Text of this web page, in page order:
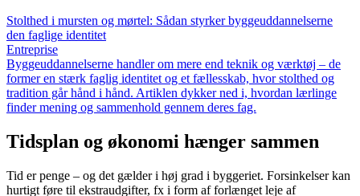
Stolthed i mursten og mørtel: Sådan styrker byggeuddannelserne
den faglige identitet
Entreprise
Byggeuddannelserne handler om mere end teknik og værktøj – de
former en stærk faglig identitet og et fællesskab, hvor stolthed og
tradition går hånd i hånd. Artiklen dykker ned i, hvordan lærlinge
finder mening og sammenhold gennem deres fag.
Tidsplan og økonomi hænger sammen
Tid er penge – og det gælder i høj grad i byggeriet. Forsinkelser kan
hurtigt føre til ekstraudgifter, fx i form af forlænget leje af